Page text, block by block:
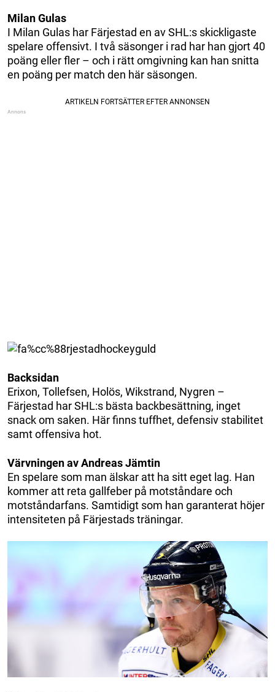
Milan Gulas
I Milan Gulas har Färjestad en av SHL:s skickligaste
spelare offensivt. I två säsonger i rad har han gjort 40
poäng eller fler – och i rätt omgivning kan han snitta
en poäng per match den här säsongen.
Backsidan
Erixon, Tollefsen, Holös, Wikstrand, Nygren –
Färjestad har SHL:s bästa backbesättning, inget
snack om saken. Här finns tuffhet, defensiv stabilitet
samt offensiva hot.
Värvningen av Andreas Jämtin
En spelare som man älskar att ha sitt eget lag. Han
kommer att reta gallfeber på motståndare och
motståndarfans. Samtidigt som han garanterat höjer
intensiteten på Färjestads träningar.